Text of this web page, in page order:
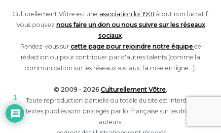
Culturellement Vôtre est une association loi 1901 à but non lucratif.
Vous pouvez nous faire un don ou nous suivre sur les réseaux
sociaux.
Rendez-vous sur cette page pour rejoindre notre équipe de
rédaction ou pour contribuer par d'autres talents (comme la
communication sur les réseaux sociaux, la mise en ligne...).
© 2009 - 2026 Culturellement Vôtre.
Toute reproduction partielle ou totale du site est interdite.
Les textes publiés sont protégés par loi française sur les droits des
auteurs.
1